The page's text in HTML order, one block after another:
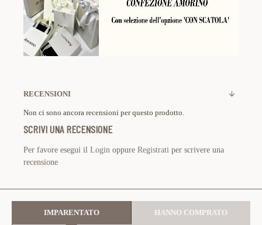
RECENSIONI
Non ci sono ancora recensioni per questo prodotto.
SCRIVI UNA RECENSIONE
Per favore esegui il Login oppure Registrati per scrivere una
recensione
IMPARENTATO HANNO COMPRATO